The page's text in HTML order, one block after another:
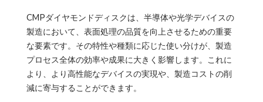
CMPダイヤモンドディスクは、半導体や光学デバイスの
製造において、表面処理の品質を向上させるための重要
な要素です。その特性や種類に応じた使い分けが、製造
プロセス全体の効率や成果に大きく影響します。これに
より、より高性能なデバイスの実現や、製造コストの削
減に寄与することができます。